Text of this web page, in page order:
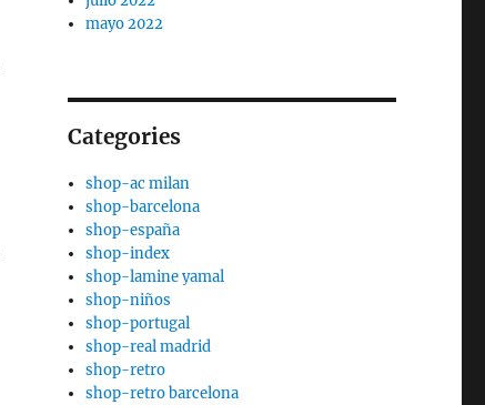
mayo 2022
Categories
shop-ac milan
shop-barcelona
shop-españa
shop-index
shop-lamine yamal
shop-niños
shop-portugal
shop-real madrid
shop-retro
shop-retro barcelona